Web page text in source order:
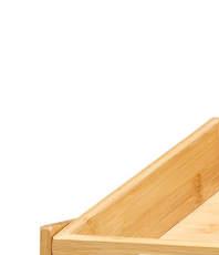
Momenteel niet